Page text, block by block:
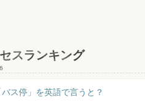
スランキング
バス停」を英語で言うと？